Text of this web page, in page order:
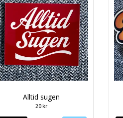
Alltid sugen
20 kr